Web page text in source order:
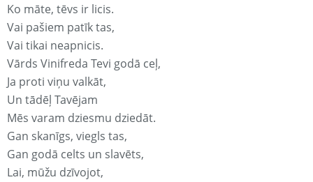
Ko māte, tēvs ir licis.
Vai pašiem patīk tas,
Vai tikai neapnicis.
Vārds Vinifreda Tevi godā ceļ,
Ja proti viņu valkāt,
Un tādēļ Tavējam
Mēs varam dziesmu dziedāt.
Gan skanīgs, viegls tas,
Gan godā celts un slavēts,
Lai, mūžu dzīvojot,